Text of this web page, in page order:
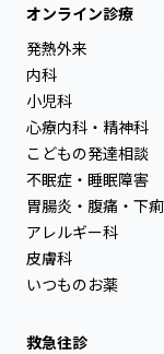
オンライン診療
発熱外来
内科
小児科
心療内科・精神科
こどもの発達相談
不眠症・睡眠障害
胃腸炎・腹痛・下痢
アレルギー科
皮膚科
いつものお薬
救急往診